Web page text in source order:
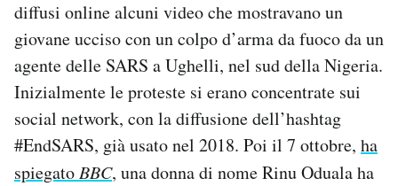
diffusi online alcuni video che mostravano un
giovane ucciso con un colpo d’arma da fuoco da un
agente delle SARS a Ughelli, nel sud della Nigeria.
Inizialmente le proteste si erano concentrate sui
social network, con la diffusione dell’hashtag
#EndSARS, già usato nel 2018. Poi il 7 ottobre, ha
spiegato BBC, una donna di nome Rinu Oduala ha